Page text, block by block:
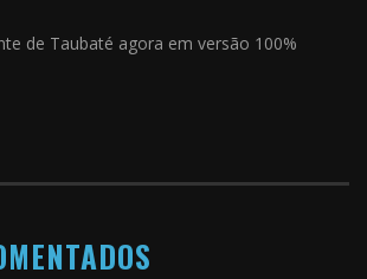
de Taubaté agora em versão 100%